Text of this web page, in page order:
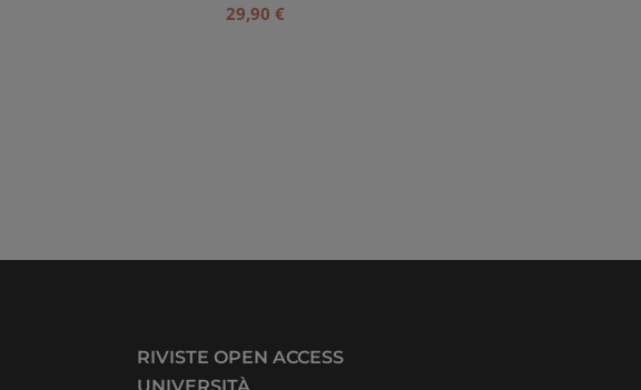
29,90€
RIVISTE OPEN ACCESS